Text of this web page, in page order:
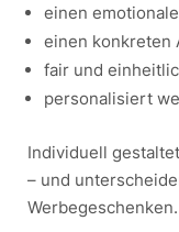
einen
einen konkreten
fair und
personalisiert
Individuell
– und
Werbegeschenken.